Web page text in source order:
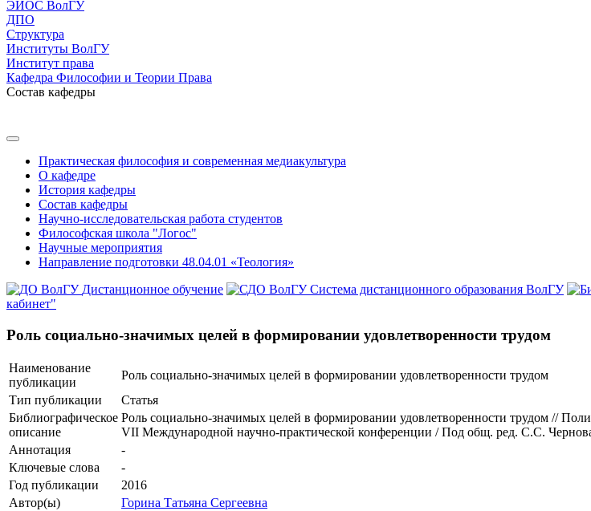
ЭИОС ВолГУ
ДПО
Структура
Институты ВолГУ
Институт права
Кафедра Философии и Теории Права
Состав кафедры
Практическая философия и современная медиакультура
О кафедре
История кафедры
Состав кафедры
Научно-исследовательская работа студентов
Философская школа "Логос"
Научные мероприятия
Направление подготовки 48.04.01 «Теология»
Дистанционное обучение
Система дистанционного образования ВолГУ
кабинет"
Роль социально-значимых целей в формировании удовлетворенности трудом
Наименование
публикации
Роль социально-значимых целей в формировании удовлетворенности трудом
Тип публикации
Статья
Библиографическое
описание
Роль социально-значимых целей в формировании удовлетворенности трудом //
VII Международной научно-практической конференции / Под общ. ред. С.С.
Аннотация
-
Ключевые cлова
-
Год публикации
2016
Автор(ы)
Горина Татьяна Сергеевна